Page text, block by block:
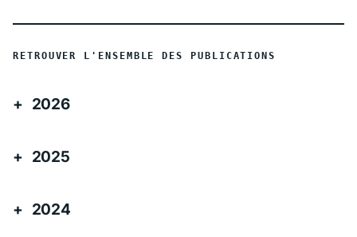
RETROUVER L'ENSEMBLE DES PUBLICATIONS
2026
2025
2024